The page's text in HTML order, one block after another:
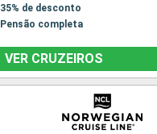
35% de desconto
Pensão completa
VER CRUZEIROS